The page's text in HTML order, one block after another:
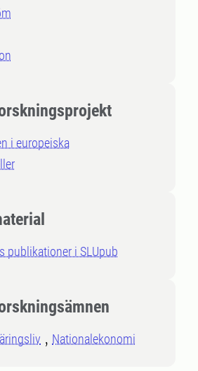
i europeiska
publikationer i SLUpub
Nationalekonomi